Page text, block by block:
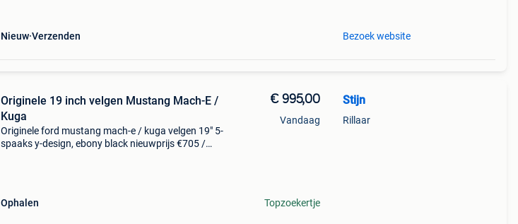
Nieuw Verzenden Bezoek website
Originele 19 inch velgen Mustang Mach-E /
Kuga
Originele ford mustang mach-e / kuga velgen 19" 5-
spaaks y-design, ebony black nieuwprijs €705 /
Ophalen
€ 995,00
Vandaag
Topzoekertje
Stijn
Rillaar